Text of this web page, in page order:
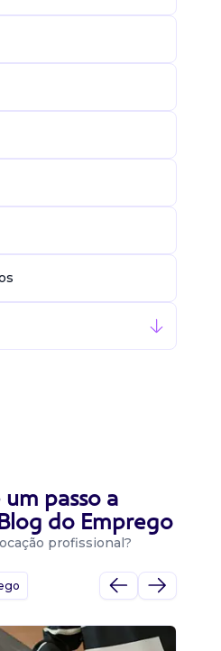
passo a
do Emprego
profissional?